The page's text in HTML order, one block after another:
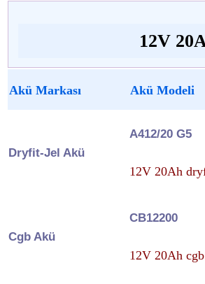
12V
Akü Markası Akü Modeli
Dryfit-Jel Akü
A412/20 G5
12V 20Ah
Cgb Akü
CB12200
12V 20Ah